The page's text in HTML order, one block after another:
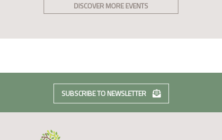
DISCOVER MORE EVENTS
SUBSCRIBE TO NEWSLETTER